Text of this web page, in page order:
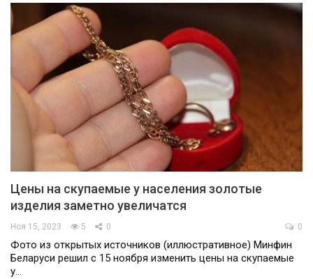
Цены на скупаемые у населения золотые
изделия заметно увеличатся
Ноя 15, 2023 5 0 0
Фото из открытых источников (иллюстративное) Минфин
Беларуси решил с 15 ноября изменить цены на скупаемые
у…